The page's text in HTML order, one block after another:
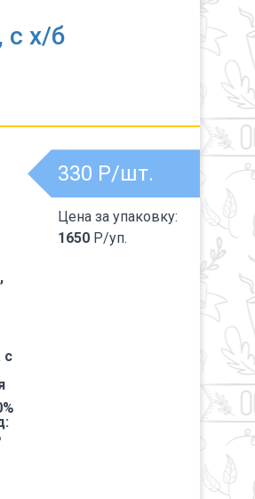
с х/б
с
330 Р/шт.
Цена за упаковку:
1650 Р/уп.